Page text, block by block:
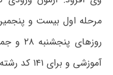
مرحله اول بیست و
آموزشی و برای ۱۴۱ کد رشته امتحانی برگزار خواهد شد.